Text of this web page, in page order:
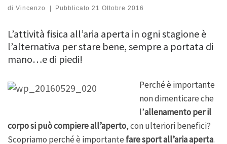
di Vincenzo | Pubblicato 21 Ottobre 2016
L’attività fisica all’aria aperta in ogni stagione è
l’alternativa per stare bene, sempre a portata di
mano…e di piedi!
Perché è importante
non dimenticare che
l’allenamento per il
corpo si può compiere all’aperto, con ulteriori benefici?
Scopriamo perché è importantefare sport all’aria aperta.